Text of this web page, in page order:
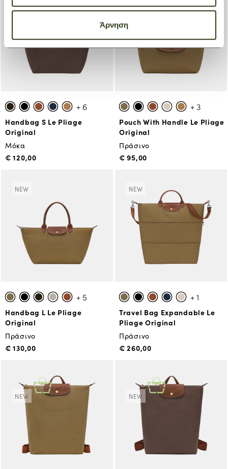
Άρνηση
+ 6
Handbag S Le Pliage
Original
Μόκα
€ 120,00
+ 3
Pouch With Handle Le Pliage
Original
Πράσινο
€ 95,00
NEW
+ 5
Handbag L Le Pliage
Original
Πράσινο
€ 130,00
NEW
+ 1
Travel Bag Expandable Le
Pliage Original
Πράσινο
€ 260,00
NEW NEW